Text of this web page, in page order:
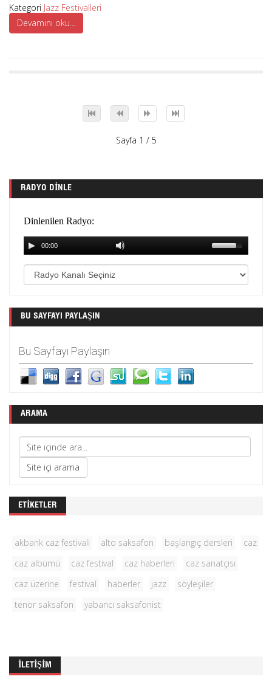
Kategori Jazz Festivalleri
Devamını oku...
Sayfa 1 / 5
RADYO DINLE
BU SAYFAYI PAYLAŞIN
Bu Sayfayı Paylaşın
ARAMA
ETIKETLER
akbank caz festivali alto saksafon başlangıç dersleri
caz
caz albümü
caz festival caz haberleri
caz sanatçısı
caz üzerine
festival haberler jazz
söyleşiler
tenor saksafon
yabancı saksafonist
İLETIŞIM